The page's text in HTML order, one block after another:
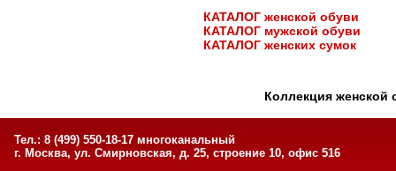
КАТАЛОГ женской обуви
КАТАЛОГ мужской обуви
КАТАЛОГ женских сумок
Коллекция женской
Тел.: 8 (499) 550-18-17 многоканальный
г. Москва, ул. Смирновская, д. 25, строение 10, офис 516